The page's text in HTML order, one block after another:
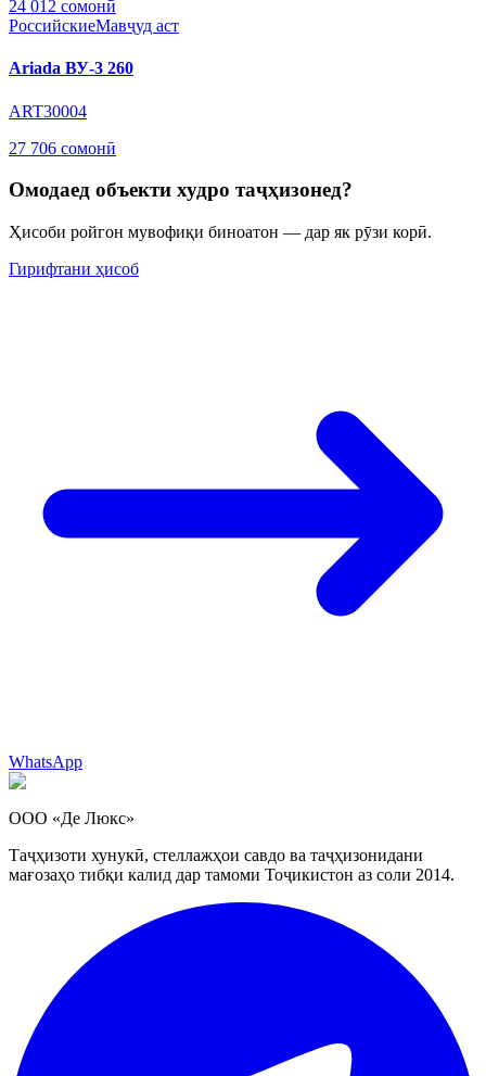
24 012 сомонӣ
РоссийскиеМавҷуд аст
Ariada ВУ-3 260
ART30004
27 706 сомонӣ
Омодаед объекти худро таҷҳизонед?
Ҳисоби ройгон мувофиқи биноатон — дар як рӯзи корӣ.
Гирифтани ҳисоб
WhatsApp
ООО «Де Люкс»
Таҷҳизоти хунукӣ, стеллажҳои савдо ва таҷҳизонидани
мағозаҳо тибқи калид дар тамоми Тоҷикистон аз соли 2014.